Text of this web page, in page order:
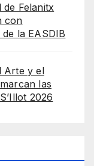
Felanitx
con
la EASDIB
Arte y el
las
2026